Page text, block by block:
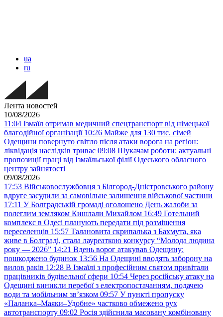
ua
ru
Лента новостей
10/08/2026
11:04 Ізмаїл отримав медичний спецтранспорт від німецької
благодійної організації 10:26 Майже для 130 тис. сімей
Одещини повернуто світло після атаки ворога на регіон:
ліквідація наслідків триває 09:08 Шукачам роботи: актуальні
пропозиції праці від Ізмаїльської філії Одеського обласного
центру зайнятості
09/08/2026
17:53 Військовослужбовця з Білгород-Дністровського району
вдруге засудили за самовільне залишення військової частини
17:11 У Болградській громаді оголошено День жалоби за
полеглим земляком Кишлали Михайлом 16:49 Готельний
комплекс в Одесі планують передати під розміщення
переселенців 15:57 Талановита скрипалька з Бахмута, яка
живе в Болграді, стала лауреаткою конкурсу “Молода людина
року — 2026” 14:21 Вдень ворог атакував Одещину:
пошкоджено будинок 13:56 На Одещині вводять заборону на
вилов раків 12:28 В Ізмаїлі з професійним святом привітали
працівників будівельної сфери 10:54 Через російську атаку на
Одещині виникли перебої з електропостачанням, подачею
води та мобільним звʼязком 09:57 У пункті пропуску
«Паланка–Маяки–Удобне» частково обмежено рух
автотранспорту 09:02 Росія здійснила масовану комбіновану